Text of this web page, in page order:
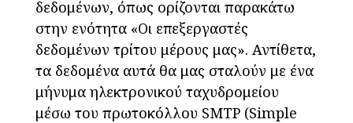
δεδομένων, όπως ορίζονται παρακάτω
στην ενότητα «Οι επεξεργαστές
δεδομένων τρίτου μέρους μας». Αντίθετα,
τα δεδομένα αυτά θα μας σταλούν με ένα
μήνυμα ηλεκτρονικού ταχυδρομείου
μέσω του πρωτοκόλλου SMTP (Simple